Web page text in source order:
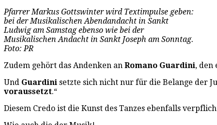
Pfarrer Markus Gottswinter wird Textimpulse geben:
bei der Musikalischen Abendandacht in Sankt
Ludwig am Samstag ebenso wie bei der
Musikalischen Andacht in Sankt Joseph am Sonntag.
Foto: PR
Zudem gehört das Andenken an Romano Guardini, den
Und Guardini setzte sich nicht nur für die Belange der
voraussetzt.“
Diesem Credo ist die Kunst des Tanzes ebenfalls